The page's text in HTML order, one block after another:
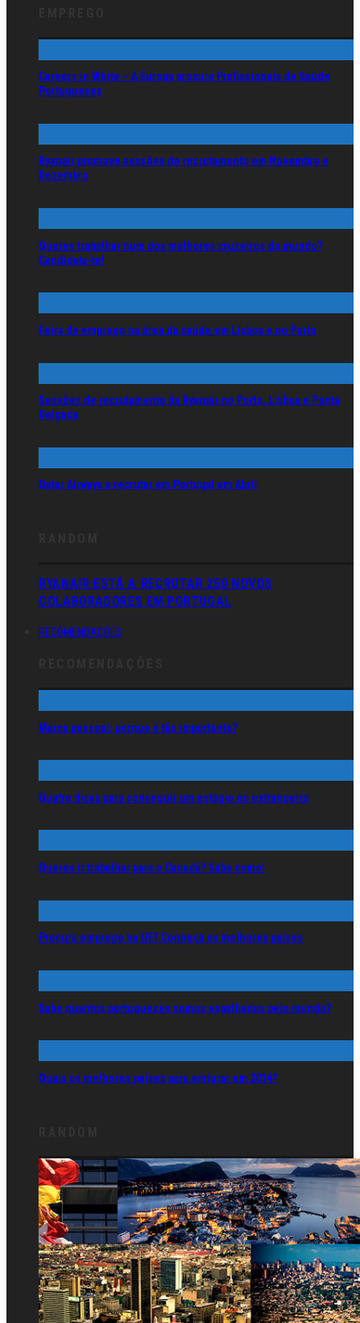
Careers in White – A Europa procura Profissionais de Saúde
Portugueses
Ryanair promove sessões de recrutamento em Novembro e
Dezembro
Queres trabalhar num dos melhores cruzeiros do mundo?
Candidata-te!
Feira de emprego na área da saúde em Lisboa e no Porto
Sessões de recrutamento da Ryanair no Porto, Lisboa e Ponta
Delgada
Qatar Airways a recrutar em Portugal em Abril
RYANAIR ESTÁ A RECRUTAR 250 NOVOS
COLABORADORES EM PORTUGAL
RECOMENDAÇÕES
Marca pessoal: porque é tão importante?
Quatro dicas para conseguir um estágio no estrangeiro
Queres ir trabalhar para o Canadá? Sabe como!
Procura emprego na UE? Conheça os melhores países
Sabe quantos portugueses somos espalhados pelo mundo?
Quais os melhores países para emigrar em 2014?